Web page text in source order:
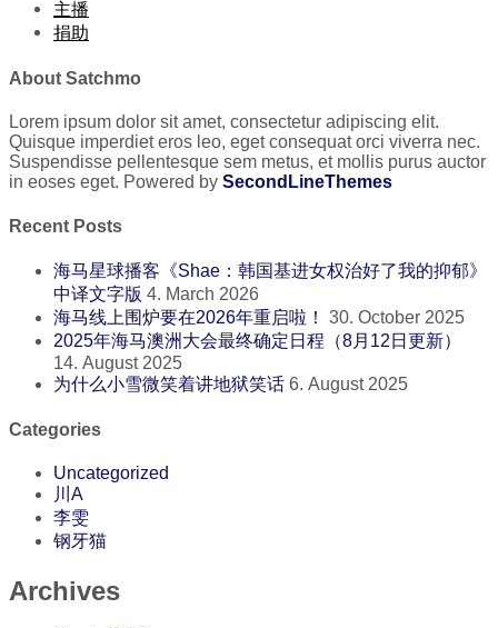
主播
捐助
About Satchmo
Lorem ipsum dolor sit amet, consectetur adipiscing elit.
Quisque imperdiet eros leo, eget consequat orci viverra nec.
Suspendisse pellentesque sem metus, et mollis purus auctor
in eoses eget. Powered by SecondLineThemes
Recent Posts
海马星球播客《Shae：韩国基进女权治好了我的抑郁》
中译文字版 4. March 2026
海马线上围炉要在2026年重启啦！
30. October 2025
2025年海马澳洲大会最终确定日程（8月12日更新）
14. August 2025
为什么小雪微笑着讲地狱笑话 6. August 2025
Categories
Uncategorized
川A
李雯
钢牙猫
Archives